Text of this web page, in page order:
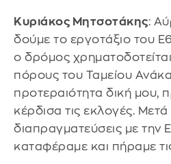
Κυριάκος Μητσοτάκης:
δούμε το εργοτάξιο του
ο δρόμος
πόρους του Ταμείου
προτεραιότητα δική μου,
κέρδισα τις εκλογές.
διαπραγματεύσεις με την
καταφέραμε και πήραμε